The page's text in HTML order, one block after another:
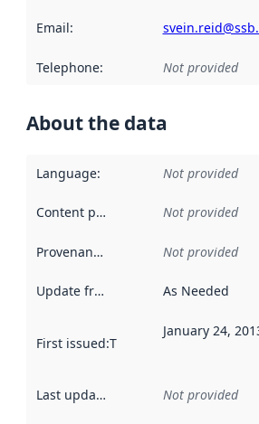
Email:
Telephone: Not provided
About the data
Language: Not provided
Content providers Not provided
Provenance Not provided
Update frequency As Needed
First issued:This date indicates
January 24,
Last updated Not provided